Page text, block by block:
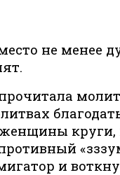
не менее
женщины
и